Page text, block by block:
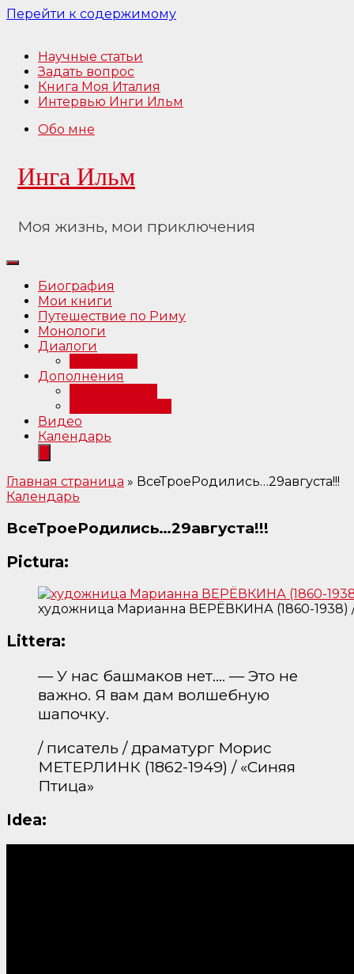
Перейти к содержимому
Научные статьи
Задать вопрос
Книга Моя Италия
Интервью Инги Ильм
Обо мне
Инга Ильм
Моя жизнь, мои приключения
Биография
Мои книги
Путешествие по Риму
Монологи
Диалоги
Дополнения
Видео
Календарь
Главная страница » ВсеТроеРодились…29августа!!!
Календарь
ВсеТроеРодились…29августа!!!
Pictura:
художница Марианна ВЕРЁВКИНА (1860-1938)
Littera:
— У нас башмаков нет.… — Это не
важно. Я вам дам волшебную
шапочку.
/ писатель / драматург Морис
МЕТЕРЛИНК (1862-1949) / «Синяя
Птица»
Idea: